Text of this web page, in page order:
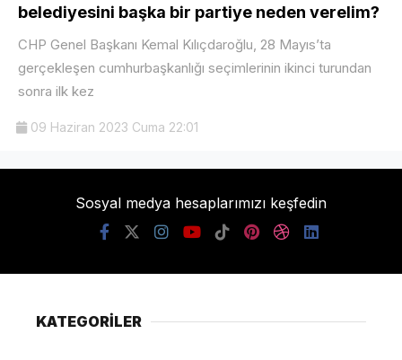
belediyesini başka bir partiye neden verelim?
CHP Genel Başkanı Kemal Kılıçdaroğlu, 28 Mayıs’ta
gerçekleşen cumhurbaşkanlığı seçimlerinin ikinci turundan
sonra ilk kez
09 Haziran 2023 Cuma 22:01
Sosyal medya hesaplarımızı keşfedin
KATEGORİLER